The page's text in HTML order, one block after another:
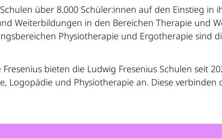
über 8.000 Schüler:innen auf den Einstieg in
Weiterbildungen in den Bereichen Therapie und
Physiotherapie und Ergotherapie sind
bieten die Ludwig Fresenius Schulen seit
Logopädie und Physiotherapie an. Diese